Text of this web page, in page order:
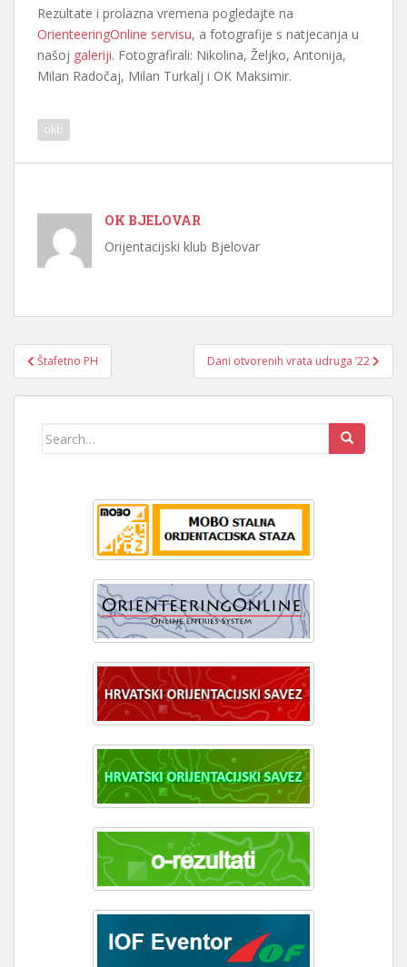
Rezultate i prolazna vremena pogledajte na
OrienteeringOnline servisu, a fotografije s natjecanja u
našoj galeriji. Fotografirali: Nikolina, Željko, Antonija,
Milan Radočaj, Milan Turkalj i OK Maksimir.
okb
OK BJELOVAR
Orijentacijski klub Bjelovar
Navigacija
objava
Štafetno PH Dani otvorenih vrata udruga ’22
Search